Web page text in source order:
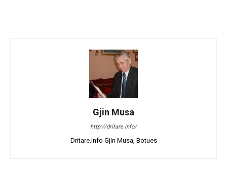
Gjin Musa
http://dritare.info/
Dritare.Info Gjin Musa, Botues